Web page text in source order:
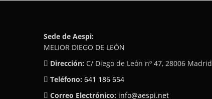
Sede de Aespi:
MELIOR DIEGO DE LEÓN
Dirección: C/ Diego de León nº 47, 28006 Madrid
Teléfono: 641 186 654
Correo Electrónico: info@aespi.net